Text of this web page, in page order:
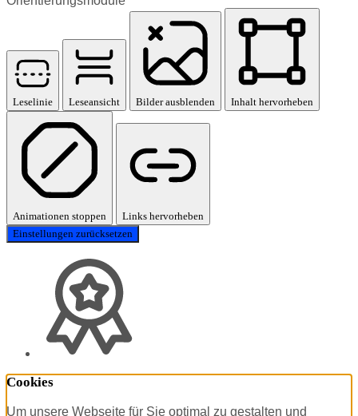
Leselinie Leseansicht Bilder ausblenden Inhalt hervorheben
Animationen stoppen
Links hervorheben
Einstellungen zurücksetzen
Cookies
Um unsere Webseite für Sie optimal zu gestalten und